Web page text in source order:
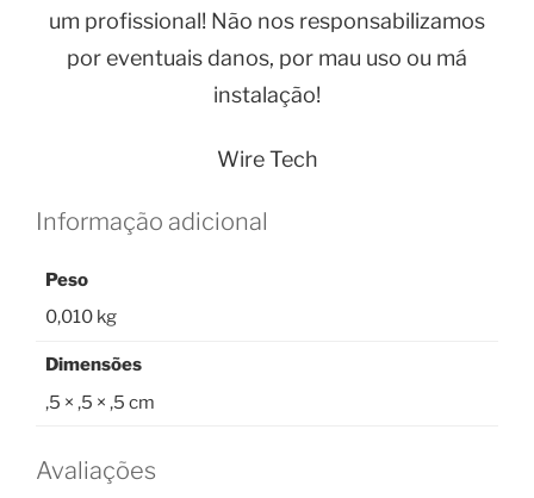
um profissional! Não nos responsabilizamos
por eventuais danos, por mau uso ou má
instalação!
Wire Tech
Informação adicional
Peso
0,010 kg
Dimensões
,5 × ,5 × ,5 cm
Avaliações